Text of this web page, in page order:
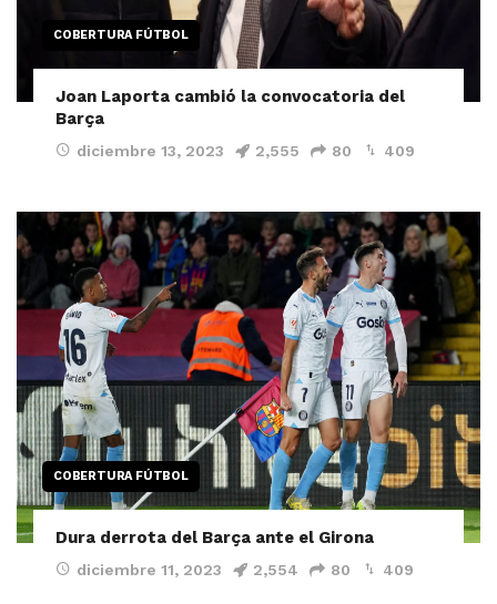
COBERTURA FÚTBOL
Joan Laporta cambió la convocatoria del
Barça
diciembre 13, 2023 2,555 80 409
COBERTURA FÚTBOL
Dura derrota del Barça ante el Girona
diciembre 11, 2023 2,554 80 409